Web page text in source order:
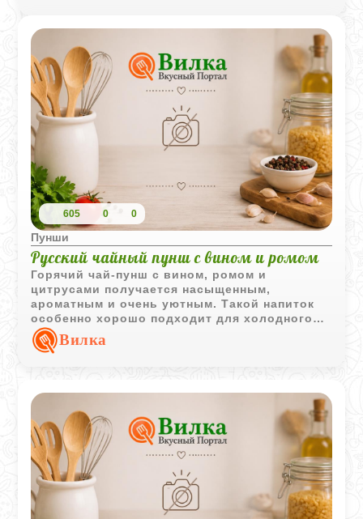
605 0 0
Пунши
Русский чайный пунш с вином и ромом
Горячий чай-пунш с вином, ромом и
цитрусами получается насыщенным,
ароматным и очень уютным. Такой напиток
особенно хорошо подходит для холодного
вечера, когда хочется чего-то согревающего
и пряного без сложного приготовления.
Вилка